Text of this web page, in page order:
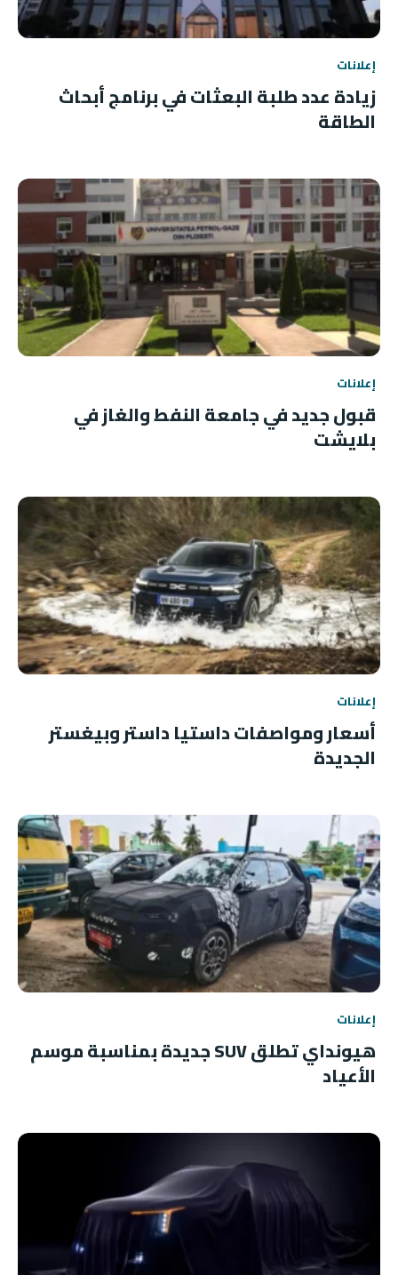
إعلانات
زيادة عدد طلبة البعثات في برنامج أبحاث
الطاقة
إعلانات
قبول جديد في جامعة النفط والغاز في
بلايشت
إعلانات
أسعار ومواصفات داستيا داستر وبيغستر
الجديدة
إعلانات
هيونداي تطلق SUV جديدة بمناسبة موسم
الأعياد